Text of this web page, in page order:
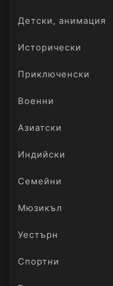
Детски, анимация
Исторически
Приключенски
Военни
Азиатски
Индийски
Семейни
Мюзикъл
Уестърн
Спортни